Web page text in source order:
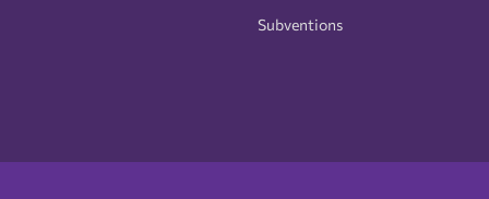
Subventions